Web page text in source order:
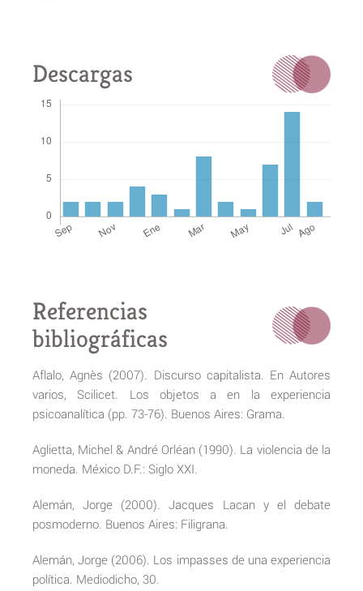
Descargas
Referencias
bibliográficas
Aflalo, Agnès (2007). Discurso capitalista. En Autores
varios, Scilicet. Los objetos a en la experiencia
psicoanalítica (pp. 73-76). Buenos Aires: Grama.
Aglietta, Michel & André Orléan (1990). La violencia de la
moneda. México D.F.: Siglo XXI.
Alemán, Jorge (2000). Jacques Lacan y el debate
posmoderno. Buenos Aires: Filigrana.
Alemán, Jorge (2006). Los impasses de una experiencia
política. Mediodicho, 30.